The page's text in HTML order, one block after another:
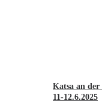
Katsa an
11-12.6.2025